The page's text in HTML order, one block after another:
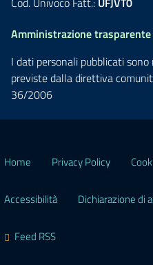
Amministrazione trasparente
I dati personali pubblicati
previste dalla direttiva
36/2006
Home Privacy Policy
Accessibilità Dichiarazione di
Feed RSS